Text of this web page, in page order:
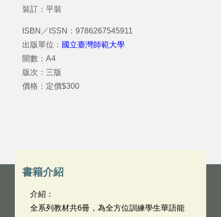
裝訂：平裝
ISBN／ISSN：9786267545911
出版單位： 國立臺灣師範大學
開數：A4
版次：三版
價格：定價$300
書籍介紹
介紹：
全系列教材共6冊，為全方位訓練學生華語能